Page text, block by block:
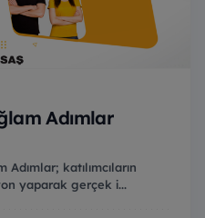
Adımlar
katılımcıların
yaparak gerçek i...